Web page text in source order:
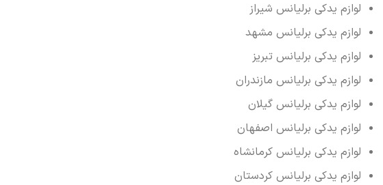
لوازم یدکی برلیانس شیراز
لوازم یدکی برلیانس مشهد
لوازم یدکی برلیانس تبریز
لوازم یدکی برلیانس مازندران
لوازم یدکی برلیانس گیلان
لوازم یدکی برلیانس اصفهان
لوازم یدکی برلیانس کرمانشاه
لوازم یدکی برلیانس کردستان